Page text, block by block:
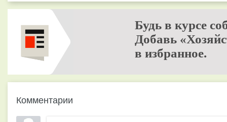
Будь в курсе
Добавь
в избранное.
Комментарии